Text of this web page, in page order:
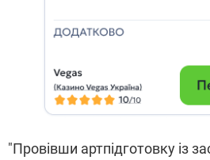
"Провівши артпідготовку із